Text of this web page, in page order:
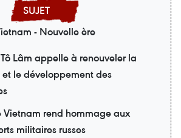
- Nouvelle ère
Lâm appelle à renouveler la
le développement des
Vietnam rend hommage aux
militaires russes